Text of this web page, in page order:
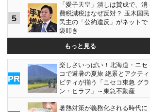
5
「愛子天皇」潰しは賛成で、消
費税減税はなぜ反対？ 玉木国民
民主の「公約違反」がネットで
袋叩き
もっと見る
PR
楽しさいっぱい！北海道・ニセ
コで避暑の夏旅 絶景とアクティ
ビティが揃う「ニセコ東急 グラ
ン・ヒラフ」～東急不動産
暑熱対策が義務化される時代に